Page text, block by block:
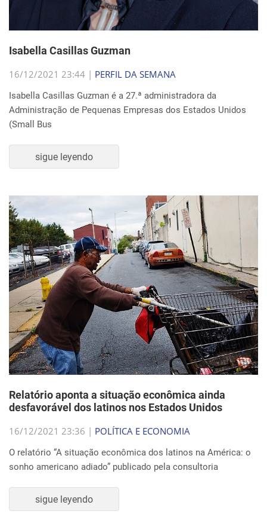
Isabella Casillas Guzman
16/12/2021 23:44 | PERFIL DA SEMANA
Isabella Casillas Guzman é a 27.ª administradora da
Administração de Pequenas Empresas dos Estados Unidos
(Small Bus
sigue leyendo
Relatório aponta a situação econômica ainda
desfavorável dos latinos nos Estados Unidos
16/12/2021 23:36 | POLÍTICA E ECONOMIA
O relatório “A situação econômica dos latinos na América: o
sonho americano adiado” publicado pela consultoria
sigue leyendo